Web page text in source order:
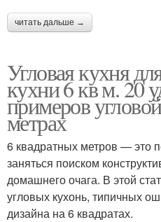
читать дальше →
Угловая кухня
кухни 6 кв м. 20
примеров
метрах
6 квадратных метров — это
заняться поиском
домашнего очага. В этой
угловых кухонь, типичных
дизайна на 6 квадратах.